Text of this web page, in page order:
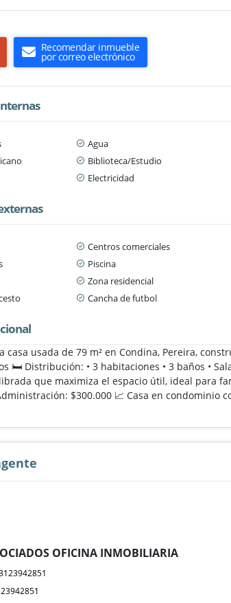
Recomendar inmueble
por correo electrónico
Agua
Biblioteca/Estudio
Electricidad
Centros comerciales
Piscina
Zona residencial
Cancha de futbol
casa usada de 79 m² en Condina, Pereira,
🛏️ Distribución: • 3 habitaciones • 3 baños •
que maximiza el espacio útil, ideal para
$300.000 📈 Casa en condominio
OFICINA INMOBILIARIA